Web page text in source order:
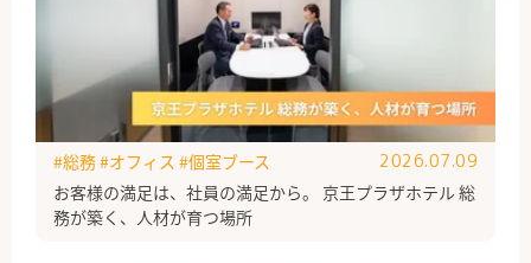
お客様の満足は、社員の満足から。 京王プラザホテル 総
務が築く、人材が育つ場所
#総務#オフィス #個室ブース 2026.07.09